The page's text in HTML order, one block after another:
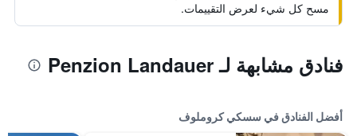
مسح كل شيء لعرض التقييمات.
فنادق مشابهة لـ Penzion Landauer
أفضل الفنادق في سسكي كروملوف